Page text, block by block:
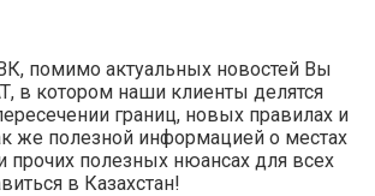
помимо актуальных новостей Вы
в котором наши клиенты делятся
границ, новых правилах и
же полезной информацией о местах
прочих полезных нюансах для всех
в Казахстан!